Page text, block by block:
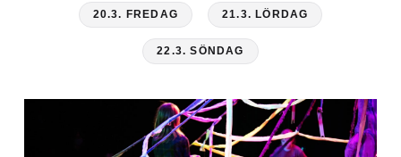
20.3. FREDAG 21.3. LÖRDAG
22.3. SÖNDAG